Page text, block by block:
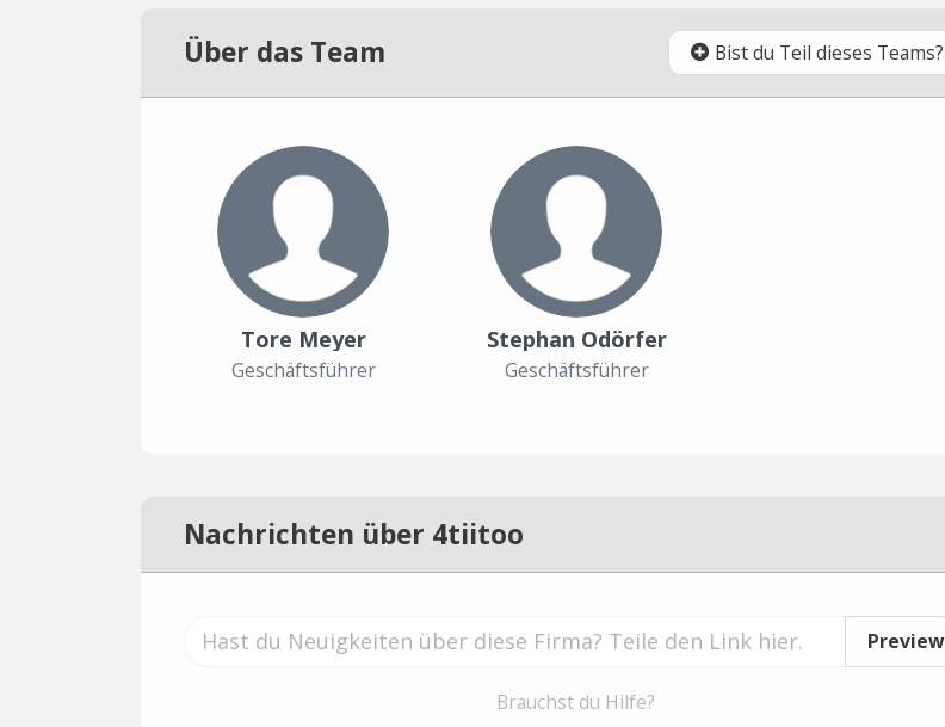
Über das Team Bist du Teil dieses Teams?
Tore Meyer
Geschäftsführer
Stephan Odörfer
Geschäftsführer
Nachrichten über 4tiitoo
Preview
Brauchst du Hilfe?